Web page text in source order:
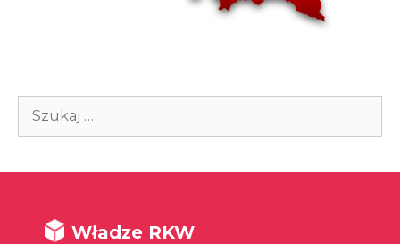
Szukaj:
Władze RKW